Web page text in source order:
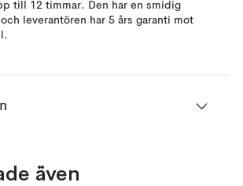
till 12 timmar. Den har en smidig
leverantören har 5 års garanti mot
även